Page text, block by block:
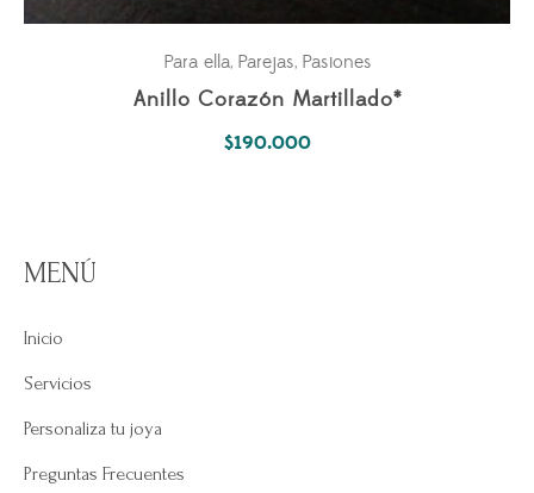
Para ella, Parejas, Pasiones
Anillo Corazón Martillado*
$190.000
MENÚ
Inicio
Servicios
Personaliza tu joya
Preguntas Frecuentes